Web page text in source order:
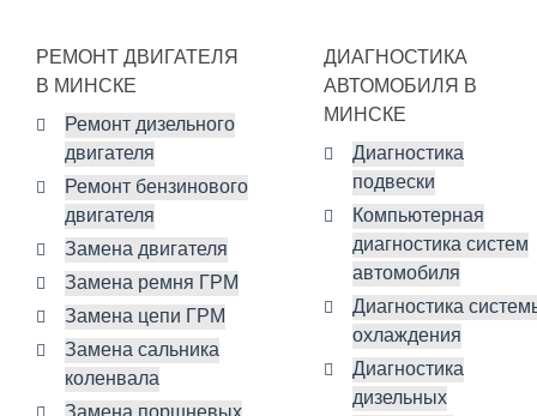
РЕМОНТ ДВИГАТЕЛЯ
В МИНСКЕ
Ремонт дизельного
двигателя
Ремонт бензинового
двигателя
Замена двигателя
Замена ремня ГРМ
Замена цепи ГРМ
Замена сальника
коленвала
ДИАГНОСТИКА
АВТОМОБИЛЯ В
МИНСКЕ
Диагностика
подвески
Компьютерная
диагностика систем
автомобиля
Диагностика
охлаждения
Диагностика
дизельных